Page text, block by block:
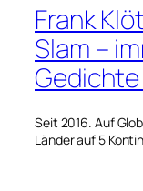
Frank
Slam –
Seit 2016. Auf
Länder auf 5